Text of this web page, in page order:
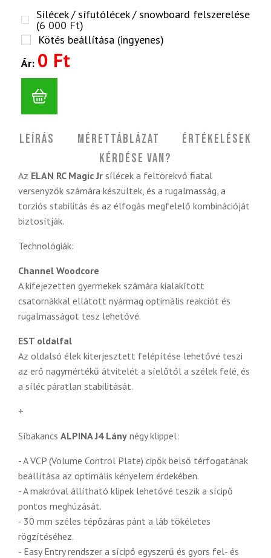
Sílécek / sífutólécek / snowboard felszerelése
(6 000 Ft)
Kötés beállítása (ingyenes)
Ár: 0 Ft
Leírás Mérettáblázat
Értékelések
Kérdése van?
Az ELAN RC Magic Jr sílécek a feltörekvő fiatal
versenyzők számára készültek, és a rugalmasság, a
torziós stabilitás és az élfogás megfelelő kombinációját
biztosítják.
Technológiák:
Channel Woodcore
A kifejezetten gyermekek számára kialakított
csatornákkal ellátott nyármag optimális reakciót és
rugalmasságot tesz lehetővé.
EST oldalfal
Az oldalsó élek kiterjesztett felépítése lehetővé teszi
az erő nagymértékű átvitelét a síelőtől a szélek felé, és
a síléc páratlan stabilitását.
+
Síbakancs ALPINA J4 Lány négy klippel:
- A VCP (Volume Control Plate) cipők belső térfogatának
beállítása az optimális kényelem érdekében.
- A makróval állítható klipek lehetővé teszik a sícipő
pontos meghúzását.
- 30 mm széles tépőzáras pánt a láb tökéletes
rögzítéséhez.
- Easy Entry rendszer a sícipő egyszerű és gyors fel- és